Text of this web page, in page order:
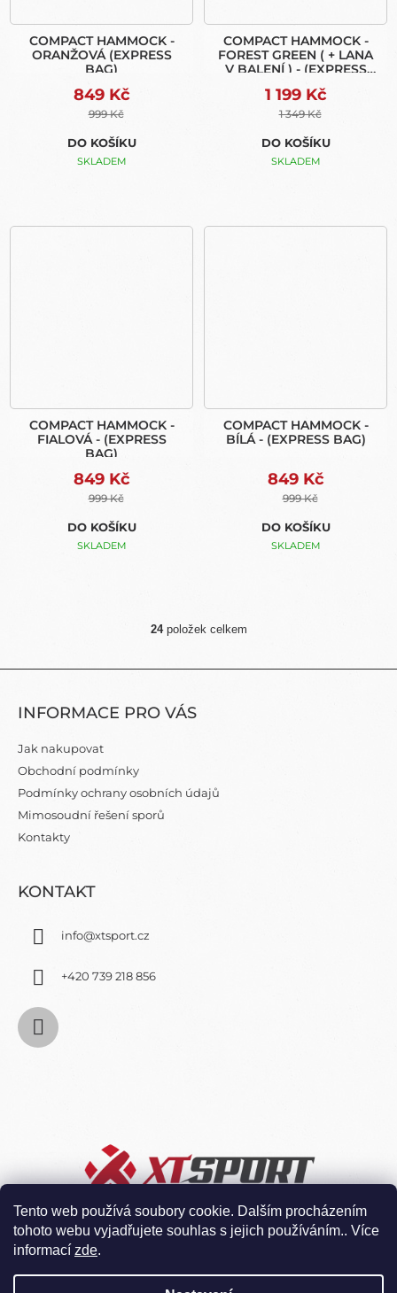
Tento web používá soubory cookie. Dalším procházením
tohoto webu vyjadřujete souhlas s jejich používáním.. Více
informací zde.
COMPACT HAMMOCK -
ORANŽOVÁ (EXPRESS
BAG)
849 Kč
999 Kč
DO KOŠÍKU
SKLADEM
COMPACT HAMMOCK -
FOREST GREEN ( + LANA
V BALENÍ ) - (EXPRESS
1 199 Kč
1 349 Kč
DO KOŠÍKU
SKLADEM
COMPACT HAMMOCK -
FIALOVÁ - (EXPRESS
BAG)
849 Kč
999 Kč
DO KOŠÍKU
SKLADEM
COMPACT HAMMOCK -
BÍLÁ - (EXPRESS BAG)
849 Kč
999 Kč
DO KOŠÍKU
SKLADEM
O
L
R
V
24položek celkem
INFORMACE PRO VÁS
Jak nakupovat
Obchodní podmínky
Podmínky ochrany osobních údajů
Mimosoudní řešení sporů
Kontakty
KONTAKT
info@xtsport.cz
+420 739 218 856